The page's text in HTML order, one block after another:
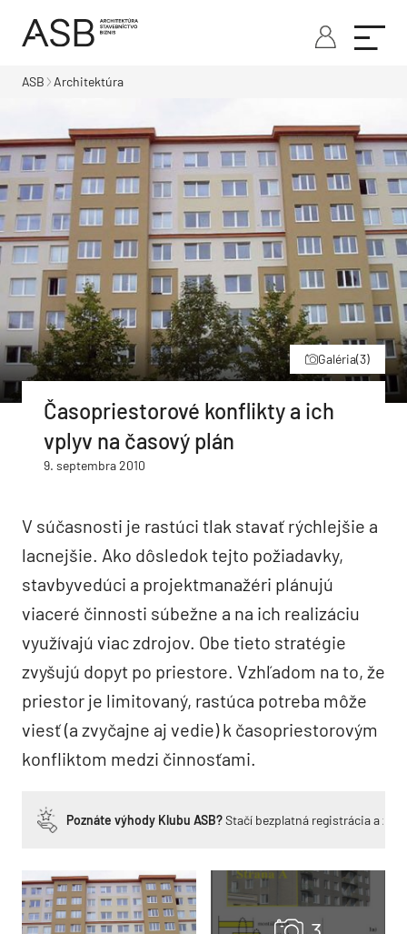
ASB Architektúra
Galéria(3)
Časopriestorové konflikty a ich
vplyv na časový plán
9. septembra 2010
V súčasnosti je rastúci tlak stavať rýchlejšie a
lacnejšie. Ako dôsledok tejto požiadavky,
stavbyvedúci a projektmanažéri plánujú
viaceré činnosti súbežne a na ich realizáciu
využívajú viac zdrojov. Obe tieto stratégie
zvyšujú dopyt po priestore. Vzhľadom na to, že
priestor je limitovaný, rastúca potreba môže
viesť (a zvyčajne aj vedie) k časopriestorovým
konfliktom medzi činnosťami.
Poznáte výhody Klubu ASB?Stačí bezplatná registrácia a